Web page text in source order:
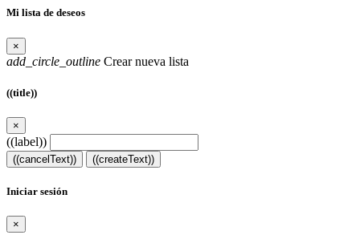
Mi lista de deseos
×
add_circle_outline Crear nueva lista
((title))
×
((label))
((cancelText)) ((createText))
Iniciar sesión
×